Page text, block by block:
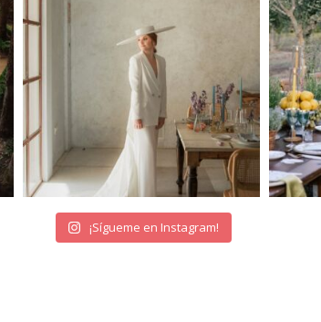
¡Sígueme en Instagram!